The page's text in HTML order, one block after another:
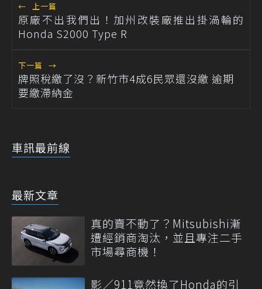
← 上一篇
原廠不出我們出！加州改裝廠推出掛渦輪的
Honda S2000 Type R
下一篇 →
牌照稅繳了沒？新竹市4成6民眾還沒繳 逾期
要繳滯納金
車訊最前線
最新文章
真的賣不動了？Mitsubishi漸
遭經銷商淘汰，並且專注二手
市場尋商機！
影／911竟然換了Honda的引